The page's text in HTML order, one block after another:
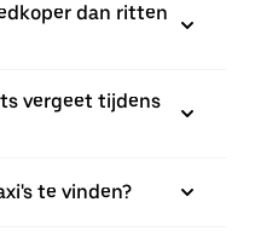
dan ritten
vergeet tijdens
te vinden?